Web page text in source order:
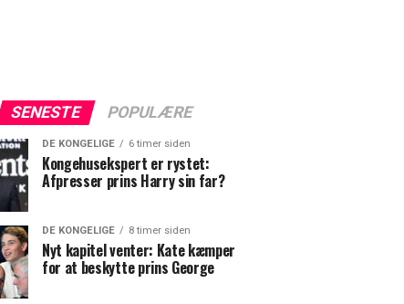
SENESTE POPULÆRE
DE KONGELIGE 6 timer siden
Kongehusekspert er rystet:
Afpresser prins Harry sin far?
DE KONGELIGE 8 timer siden
Nyt kapitel venter: Kate kæmper
for at beskytte prins George